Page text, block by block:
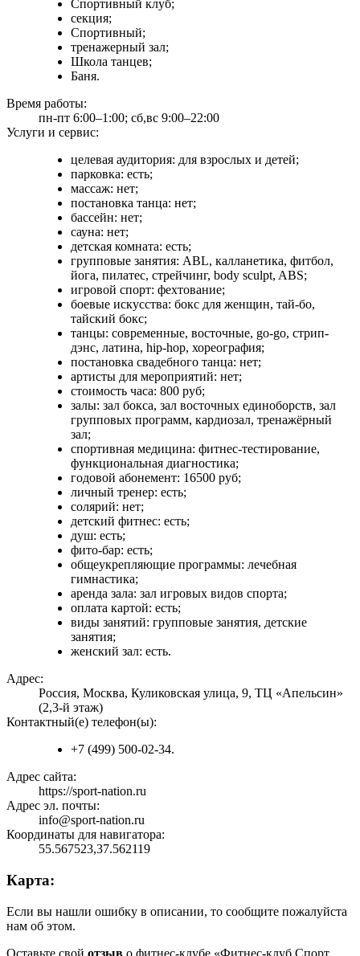
Спортивный клуб;
секция;
Спортивный;
тренажерный зал;
Школа танцев;
Баня.
Время работы:
пн-пт 6:00–1:00; сб,вс 9:00–22:00
Услуги и сервис:
целевая аудитория: для взрослых и детей;
парковка: есть;
массаж: нет;
постановка танца: нет;
бассейн: нет;
сауна: нет;
детская комната: есть;
групповые занятия: ABL, калланетика, фитбол,
йога, пилатес, стрейчинг, body sculpt, ABS;
игровой спорт: фехтование;
боевые искусства: бокс для женщин, тай-бо,
тайский бокс;
танцы: современные, восточные, go-go, стрип-
дэнс, латина, hip-hop, хореография;
постановка свадебного танца: нет;
артисты для мероприятий: нет;
стоимость часа: 800 руб;
залы: зал бокса, зал восточных единоборств, зал
групповых программ, кардиозал, тренажёрный
зал;
спортивная медицина: фитнес-тестирование,
функциональная диагностика;
годовой абонемент: 16500 руб;
личный тренер: есть;
солярий: нет;
детский фитнес: есть;
душ: есть;
фито-бар: есть;
общеукрепляющие программы: лечебная
гимнастика;
аренда зала: зал игровых видов спорта;
оплата картой: есть;
виды занятий: групповые занятия, детские
занятия;
женский зал: есть.
Адрес:
Россия, Москва, Куликовская улица, 9, ТЦ «Апельсин»
(2,3-й этаж)
Контактный(е) телефон(ы):
+7 (499) 500-02-34.
Адрес сайта:
https://sport-nation.ru
Адрес эл. почты:
info@sport-nation.ru
Координаты для навигатора:
55.567523,37.562119
Карта:
Если вы нашли ошибку в описании, то сообщите пожалуйста
нам об этом.
Оставьте свой отзыв о фитнес-клубе «Фитнес-клуб Спорт